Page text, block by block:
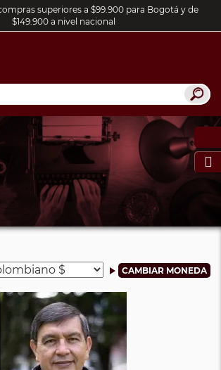
superiores a $99.900 para Bogotá y de
$149.900 a nivel nacional
